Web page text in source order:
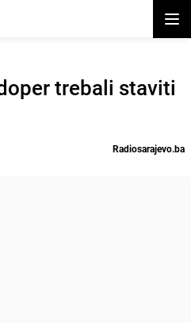
trebali staviti
Radiosarajevo.ba